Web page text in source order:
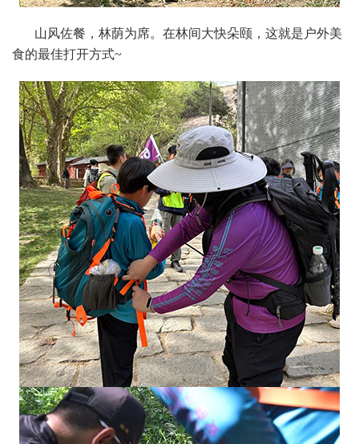
山风佐餐，林荫为席。在林间大快朵颐，这就是户外美
食的最佳打开方式~